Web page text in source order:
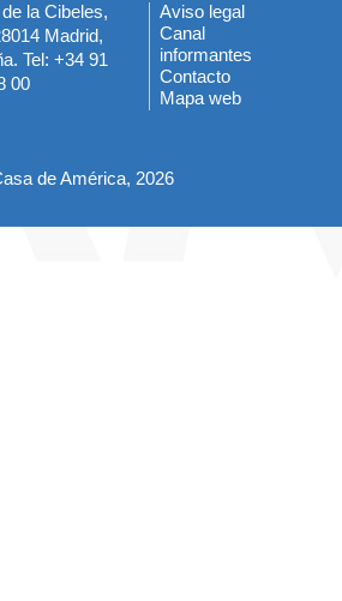
la Cibeles,
Madrid,
Tel: +34 91
00
Menú
del
pie
Aviso legal
Canal
informantes
Contacto
Mapa web
de América, 2026